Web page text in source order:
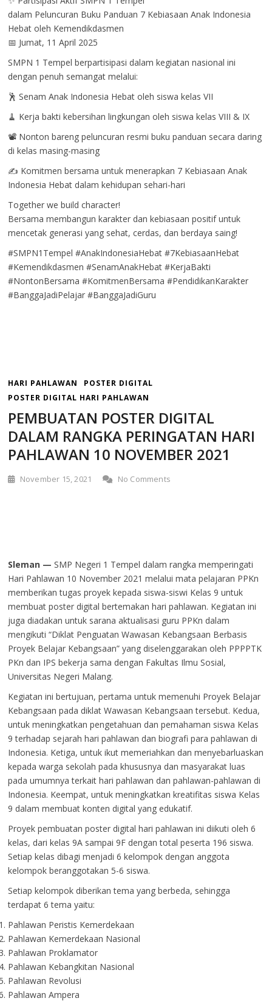
dalam Peluncuran Buku Panduan 7 Kebiasaan Anak Indonesia
Hebat oleh Kemendikdasmen
📅 Jumat, 11 April 2025
SMPN 1 Tempel berpartisipasi dalam kegiatan nasional ini
dengan penuh semangat melalui:
🕺 Senam Anak Indonesia Hebat oleh siswa kelas VII
🧹 Kerja bakti kebersihan lingkungan oleh siswa kelas VIII & IX
📽️ Nonton bareng peluncuran resmi buku panduan secara daring
di kelas masing-masing
✍️ Komitmen bersama untuk menerapkan 7 Kebiasaan Anak
Indonesia Hebat dalam kehidupan sehari-hari
Together we build character!
Bersama membangun karakter dan kebiasaan positif untuk
mencetak generasi yang sehat, cerdas, dan berdaya saing!
#SMPN1Tempel #AnakIndonesiaHebat #7KebiasaanHebat
#Kemendikdasmen #SenamAnakHebat #KerjaBakti
#NontonBersama #KomitmenBersama #PendidikanKarakter
#BanggaJadiPelajar #BanggaJadiGuru
HARI PAHLAWAN
POSTER DIGITAL
POSTER DIGITAL HARI PAHLAWAN
PEMBUATAN POSTER DIGITAL
DALAM RANGKA PERINGATAN HARI
PAHLAWAN 10 NOVEMBER 2021
November 15, 2021 No Comments
Sleman — SMP Negeri 1 Tempel dalam rangka memperingati
Hari Pahlawan 10 November 2021 melalui mata pelajaran PPKn
memberikan tugas proyek kepada siswa-siswi Kelas 9 untuk
membuat poster digital bertemakan hari pahlawan. Kegiatan ini
juga diadakan untuk sarana aktualisasi guru PPKn dalam
mengikuti “Diklat Penguatan Wawasan Kebangsaan Berbasis
Proyek Belajar Kebangsaan” yang diselenggarakan oleh PPPPTK
PKn dan IPS bekerja sama dengan Fakultas Ilmu Sosial,
Universitas Negeri Malang.
Kegiatan ini bertujuan, pertama untuk memenuhi Proyek Belajar
Kebangsaan pada diklat Wawasan Kebangsaan tersebut. Kedua,
untuk meningkatkan pengetahuan dan pemahaman siswa Kelas
9 terhadap sejarah hari pahlawan dan biografi para pahlawan di
Indonesia. Ketiga, untuk ikut memeriahkan dan menyebarluaskan
kepada warga sekolah pada khususnya dan masyarakat luas
pada umumnya terkait hari pahlawan dan pahlawan-pahlawan di
Indonesia. Keempat, untuk meningkatkan kreatifitas siswa Kelas
9 dalam membuat konten digital yang edukatif.
Proyek pembuatan poster digital hari pahlawan ini diikuti oleh 6
kelas, dari kelas 9A sampai 9F dengan total peserta 196 siswa.
Setiap kelas dibagi menjadi 6 kelompok dengan anggota
kelompok beranggotakan 5-6 siswa.
Setiap kelompok diberikan tema yang berbeda, sehingga
terdapat 6 tema yaitu:
Pahlawan Peristis Kemerdekaan
Pahlawan Kemerdekaan Nasional
Pahlawan Proklamator
Pahlawan Kebangkitan Nasional
Pahlawan Revolusi
Pahlawan Ampera